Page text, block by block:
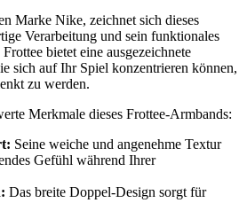
Marke Nike, zeichnet sich dieses
Verarbeitung und sein funktionales
bietet eine ausgezeichnete
sich auf Ihr Spiel konzentrieren können,
zu werden.
Merkmale dieses Frottee-Armbands:
Seine weiche und angenehme Textur
Gefühl während Ihrer
Das breite Doppel-Design sorgt für